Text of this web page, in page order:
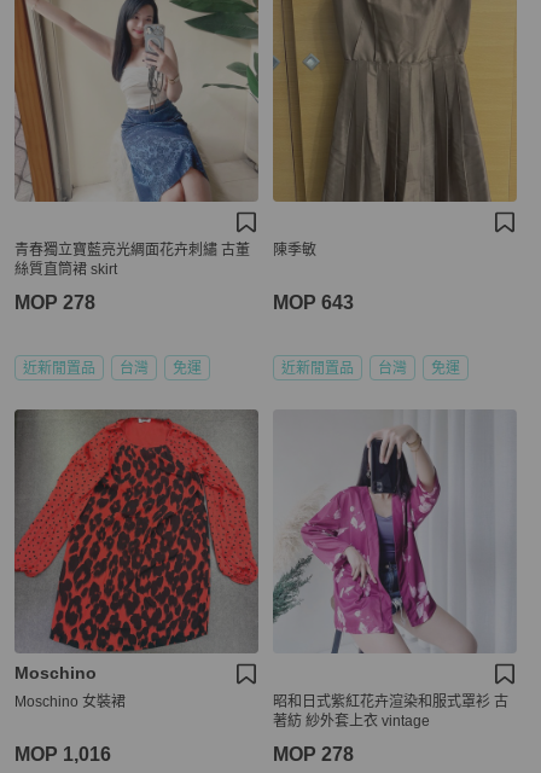
青春獨立寶藍亮光綢面花卉刺繡 古董
絲質直筒裙 skirt
MOP 278
近新閒置品 台灣 免運
陳季敏
MOP 643
近新閒置品 台灣 免運
Moschino
Moschino 女裝裙
MOP 1,016
昭和日式紫紅花卉渲染和服式罩衫 古
著紡 紗外套上衣 vintage
MOP 278